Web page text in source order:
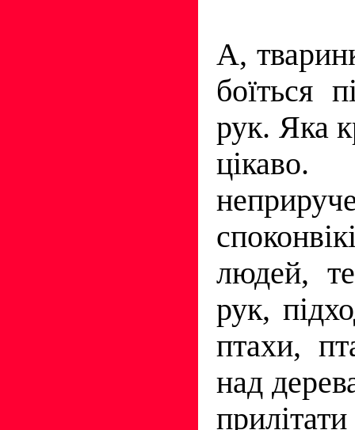
А,
боїться
рук. Яка
цікаво.
людей,
рук,
птахи,
над